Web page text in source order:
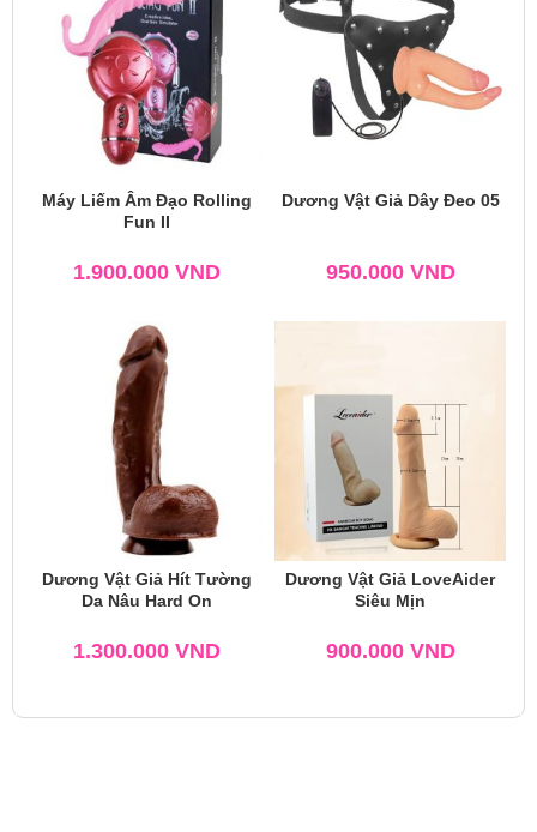
Máy Liếm Âm Đạo Rolling
Fun II
1.900.000 VND
Dương Vật Giả Dây Đeo 05
950.000 VND
Dương Vật Giả Hít Tường
Da Nâu Hard On
1.300.000 VND
Dương Vật Giả LoveAider
Siêu Mịn
900.000 VND